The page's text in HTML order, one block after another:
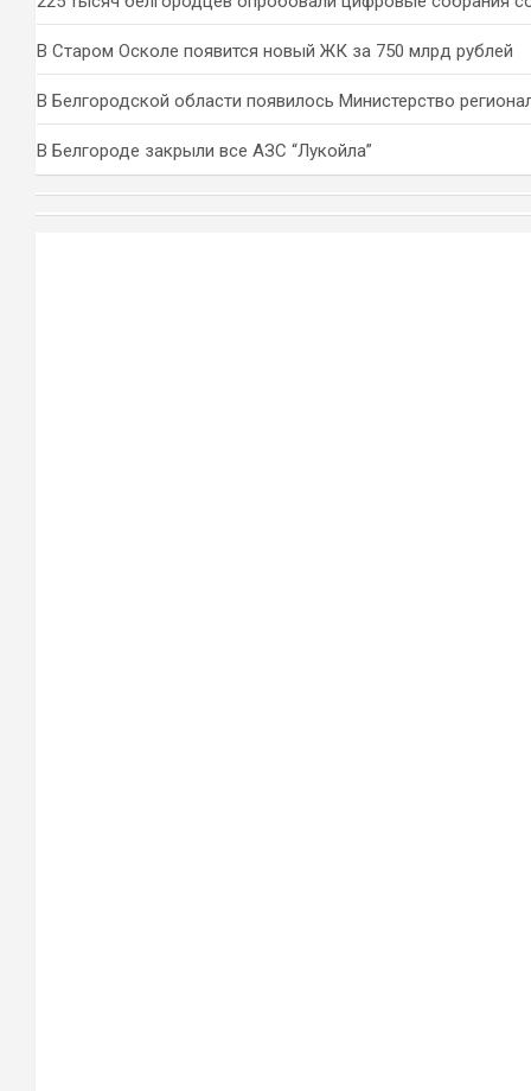
В Старом Осколе появится новый ЖК за 750 млрд рублей
В Белгородской области появилось Министерство
В Белгороде закрыли все АЗС “Лукойла”